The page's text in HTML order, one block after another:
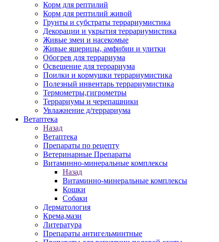
Корм для рептилий
Корм для рептилий живой
Грунты и субстраты террариумистика
Декорации и укрытия террариумистика
Живые змеи и насекомые
Живые ящерицы, амфибии и улитки
Обогрев для террариума
Освещение для террариума
Поилки и кормушки террариумистика
Полезный инвентарь террариумистика
Термометры,гигрометры
Террариумы и черепашники
Увлажнение д/террариума
Ветаптека
Назад
Ветаптека
Препараты по рецепту
Ветеринарные Препараты
Витаминно-минеральные комплексы
Назад
Витаминно-минеральные комплексы
Кошки
Собаки
Дерматология
Крема,мази
Литература
Препараты антигельминтные